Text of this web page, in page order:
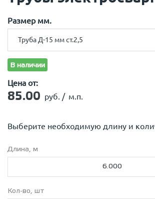
Размер мм.
Труба Д-15 мм ст.2,5
Труба Д-15 мм ст.2,5
Труба Д-15 мм ст.2,8
Труба Д-20 мм ст.2,8
Труба Д-25 мм ст.2,8
Труба Д-32 мм ст.3,2
Труба Д-40 мм ст.3,5
Труба Д-76 мм ст.3,5
В наличии
Цена от:
85.00 руб. / м.п.
Выберите необходимую длину и
Длина, м
Кол-во, шт